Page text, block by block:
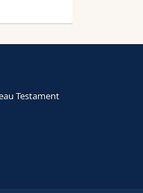
Testament